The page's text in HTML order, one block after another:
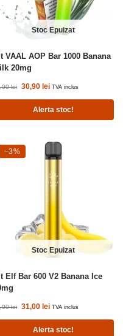
Stoc Epuizat
VAAL AOP Bar 1000 Banana
20mg
lei 30,90 lei TVA inclus
Alerta stoc!
-3%
Stoc Epuizat
−3%
Elf Bar 600 V2 Banana Ice
lei 31,00 lei TVA inclus
Alerta stoc!